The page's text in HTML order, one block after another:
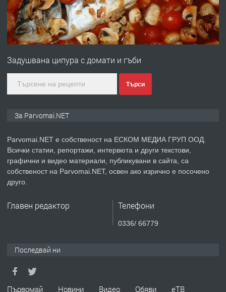
ПРЕДЛАГА
Първи поход "По стъпките на Ангел
Войвода"
ПРЕДЛАГА
Монтажник на малки детайли за
медицинската индустрия
ПРЕДЛАГА Уроци по Математика
Продавам апартамент - гр.
ТЪРСИ Търсим работник
Задушвана ципура с домати и гъби
Търси
За Parvomai.NET
Parvomai.NET е собственост на ЕСКОМ МЕДИА ГРУП ООД.
Всички статии, репортажи, интервюта и други текстови,
графични и видео материали, публикувани в сайта, са
собственост на Parvomai.NET, освен ако изрично е посочено
друго.
Главен редактор Телефони
0336/ 66779
Последвай ни
Първомай Новини Видео Обяви еТВ